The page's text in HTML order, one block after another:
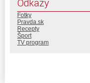
Fotky
Pravda.sk
Recepty
Šport
TV program